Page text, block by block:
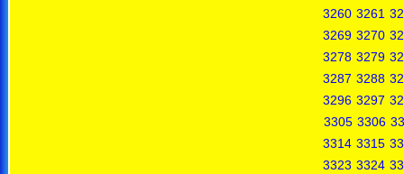
3260 3261
3269 3270
3278 3279
3287 3288
3296 3297
3305 3306
3314 3315
3323 3324